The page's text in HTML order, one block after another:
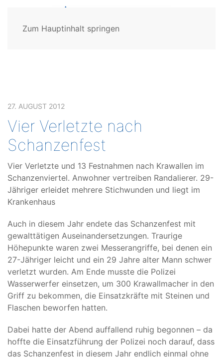
Zum Hauptinhalt springen
27. AUGUST 2012
Vier Verletzte nach
Schanzenfest
Vier Verletzte und 13 Festnahmen nach Krawallen im
Schanzenviertel. Anwohner vertreiben Randalierer. 29-
Jähriger erleidet mehrere Stichwunden und liegt im
Krankenhaus
Auch in diesem Jahr endete das Schanzenfest mit
gewalttätigen Auseinandersetzungen. Traurige
Höhepunkte waren zwei Messerangriffe, bei denen ein
27-Jähriger leicht und ein 29 Jahre alter Mann schwer
verletzt wurden. Am Ende musste die Polizei
Wasserwerfer einsetzen, um 300 Krawallmacher in den
Griff zu bekommen, die Einsatzkräfte mit Steinen und
Flaschen beworfen hatten.
Dabei hatte der Abend auffallend ruhig begonnen – da
hoffte die Einsatzführung der Polizei noch darauf, dass
das Schanzenfest in diesem Jahr endlich einmal ohne